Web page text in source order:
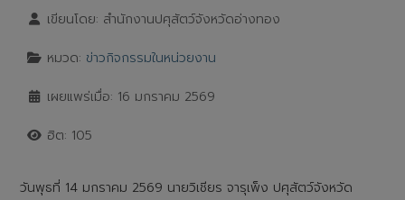
เขียนโดย: สำนักงานปศุสัตว์จังหวัดอ่างทอง
หมวด: ข่าวกิจกรรมในหน่วยงาน
เผยแพร่เมื่อ: 16 มกราคม 2569
ฮิต: 105
วันพุธที่ 14 มกราคม 2569 นายวิเชียร จารุเพ็ง ปศุสัตว์จังหวัด